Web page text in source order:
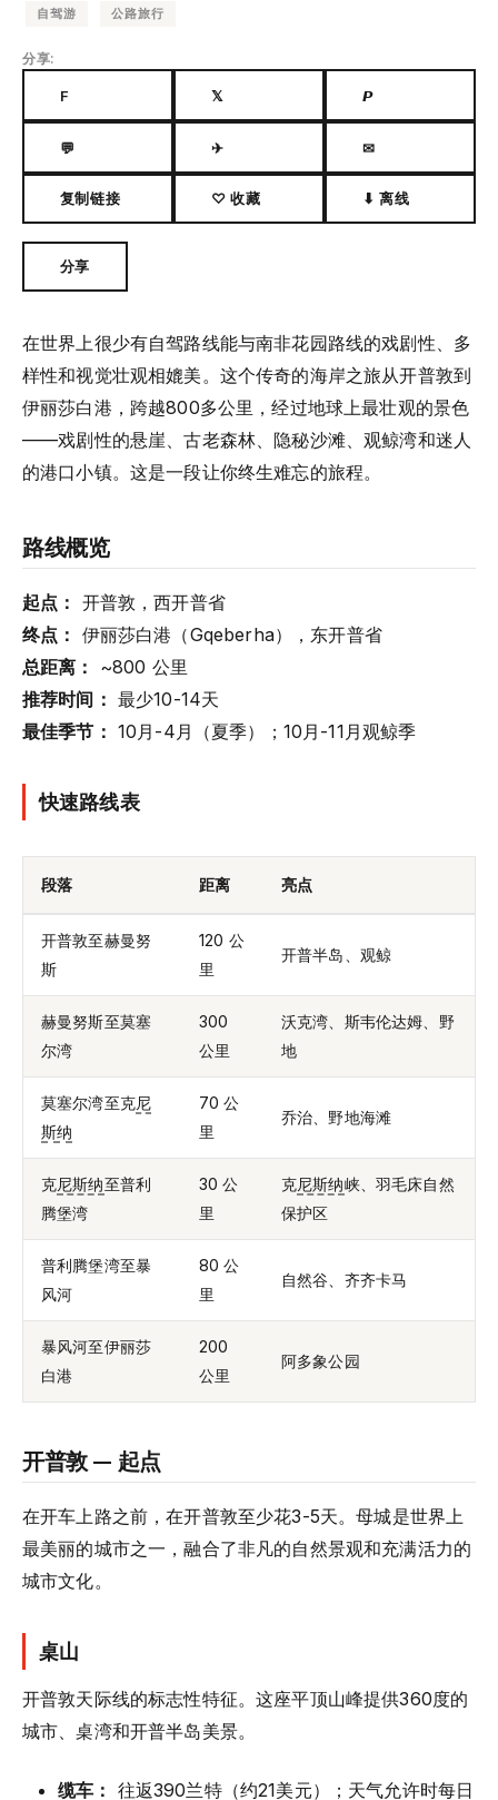
自驾游 公路旅行
分享:
F 𝕏 𝙋
💬 ✈ ✉
复制链接 ♡ 收藏 ⬇ 离线
分享
在世界上很少有自驾路线能与南非花园路线的戏剧性、多
样性和视觉壮观相媲美。这个传奇的海岸之旅从开普敦到
伊丽莎白港，跨越800多公里，经过地球上最壮观的景色
——戏剧性的悬崖、古老森林、隐秘沙滩、观鲸湾和迷人
的港口小镇。这是一段让你终生难忘的旅程。
路线概览
起点： 开普敦，西开普省
终点： 伊丽莎白港（Gqeberha），东开普省
总距离：
~800 公里
推荐时间： 最少10-14天
最佳季节： 10月-4月（夏季）；10月-11月观鲸季
快速路线表
段落 距离 亮点
开普敦至赫曼努
斯
120 公
里
开普半岛、观鲸
赫曼努斯至莫塞
尔湾
300
公里
沃克湾、斯韦伦达姆、野
地
莫塞尔湾至克尼
斯纳
70 公
里
乔治、野地海滩
克尼斯纳至普利
腾堡湾
30 公
里
克尼斯纳峡、羽毛床自然
保护区
普利腾堡湾至暴
风河
80 公
里
自然谷、齐齐卡马
暴风河至伊丽莎
白港
200
公里
阿多象公园
开普敦 — 起点
在开车上路之前，在开普敦至少花3-5天。母城是世界上
最美丽的城市之一，融合了非凡的自然景观和充满活力的
城市文化。
桌山
开普敦天际线的标志性特征。这座平顶山峰提供360度的
城市、桌湾和开普半岛美景。
缆车： 往返390兰特（约21美元）；天气允许时每日